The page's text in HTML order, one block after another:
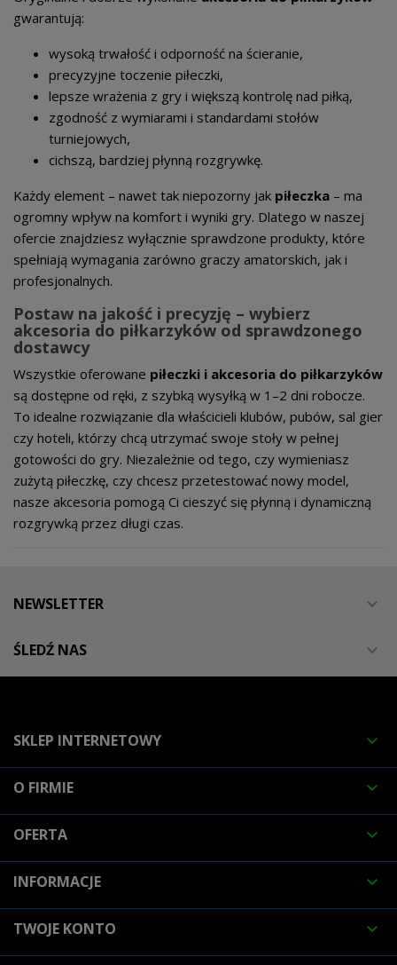
gwarantują:
wysoką trwałość i odporność na ścieranie,
precyzyjne toczenie piłeczki,
lepsze wrażenia z gry i większą kontrolę nad piłką,
zgodność z wymiarami i standardami stołów
turniejowych,
cichszą, bardziej płynną rozgrywkę.
Każdy element – nawet tak niepozorny jak piłeczka – ma
ogromny wpływ na komfort i wyniki gry. Dlatego w naszej
ofercie znajdziesz wyłącznie sprawdzone produkty, które
spełniają wymagania zarówno graczy amatorskich, jak i
profesjonalnych.
Postaw na jakość i precyzję – wybierz
akcesoria do piłkarzyków od sprawdzonego
dostawcy
Wszystkie oferowane piłeczki i akcesoria do piłkarzyków
są dostępne od ręki, z szybką wysyłką w 1–2 dni robocze.
To idealne rozwiązanie dla właścicieli klubów, pubów, sal gier
czy hoteli, którzy chcą utrzymać swoje stoły w pełnej
gotowości do gry. Niezależnie od tego, czy wymieniasz
zużytą piłeczkę, czy chcesz przetestować nowy model,
nasze akcesoria pomogą Ci cieszyć się płynną i dynamiczną
rozgrywką przez długi czas.
NEWSLETTER 
ŚLEDŹ NAS 
SKLEP INTERNETOWY 
O FIRMIE 
OFERTA 
INFORMACJE 
TWOJE KONTO 